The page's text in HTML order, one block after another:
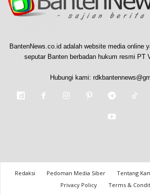
BantenNews.co.id adalah website media online
seputar Banten berbadan hukum resmi PT
Hubungi kami:
Redaksi Pedoman Media Siber Tentang
Privacy Policy
Terms &